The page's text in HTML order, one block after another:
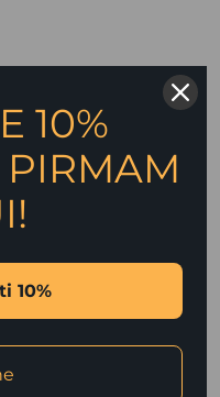
10%
10%